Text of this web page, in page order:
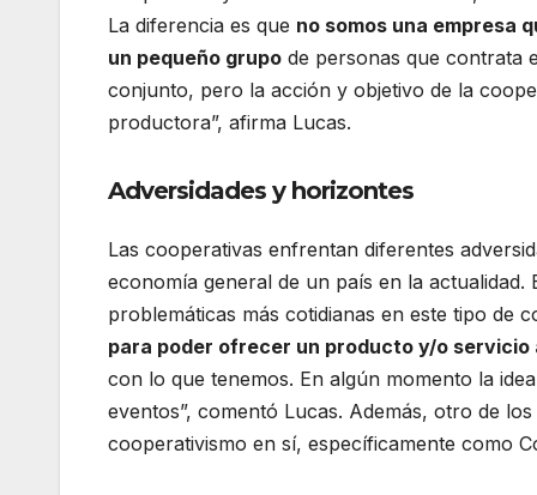
La diferencia es que no somos una empresa
un pequeño grupo de personas que contrata
conjunto, pero la acción y objetivo de la
productora”, afirma Lucas.
Adversidades y horizontes
Las cooperativas enfrentan diferentes
economía general de un país en la
problemáticas más cotidianas en este tipo de
para poder ofrecer un producto y/o servicio
con lo que tenemos. En algún momento la
eventos”, comentó Lucas. Además, otro de
cooperativismo en sí, específicamente como